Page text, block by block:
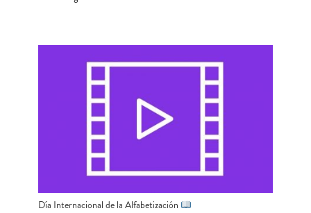
Día Internacional de la Alfabetización